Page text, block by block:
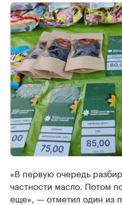
«В первую очередь
частности масло. Потом
еще», — отметил один из